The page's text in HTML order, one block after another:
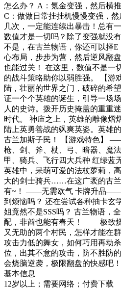
怎么办？ A：氪金变强，然后横
C：做做日常挂挂机慢慢变强，
几次，一定能连续出暴击！总有
数值才是一切吗？除了变强就没
不是，在古兰物语，你还可以择
心布局，步步为营，然后逆风翻
也能过关！ 在这里，数值不是一
的战斗策略助你以弱胜强。 【游
陆，壮丽的世界之门，破碎的
证一个个英雄的诞生，引导一场
人的史诗。拨开历史掩盖的重重
时代。 神庙之上，英雄的雕像熠
陆上英勇善战的飒爽英姿。英雄
古兰加斯子民！ 【游戏特色】
枪、剑、斧、杖、弓、暗器、魔
甲、骑兵、飞行四大兵种 红绿蓝
英雄中，呆萌可爱的法杖萝莉，
大的剑士骑兵……在这广袤的古
有~！ ——无需欧气 卡牌升品——
到烦恼吗？ 还在尝试各种抽卡玄
姐竟然不是SSS吗？ 古兰物语，
配，非酋也能有春天！ ——极致
又无助的两个村民，怎样才能在
攻击力低的舞女，如何巧用再动
位，出其不意的攻击，防不胜防
会烧脑逆袭，极限翻盘的快感吧！
基本信息
12岁以上；需要网络；付费下载